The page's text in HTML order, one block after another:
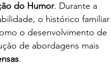
do Humor. Durante a
o histórico familiar
o desenvolvimento de
de abordagens mais
.